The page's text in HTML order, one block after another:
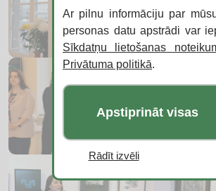
Ar pilnu informāciju par
personas datu apstrādi var
Sīkdatņu lietošanas
Privātuma politikā.
Apstiprināt visas
Rādīt izvēli